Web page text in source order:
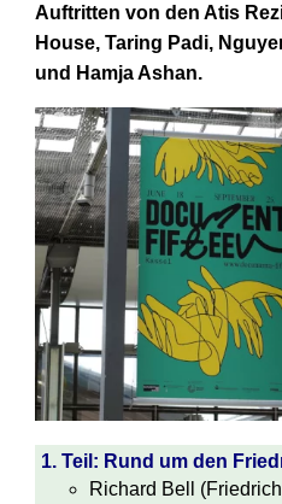
Auftritten von den Atis
House, Taring Padi,
und Hamja Ashan.
1. Teil: Rund um den
Richard Bell